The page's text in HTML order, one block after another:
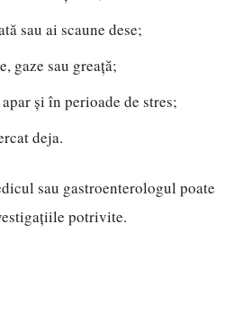
sau ai scaune dese;
gaze sau greață;
și în perioade de stres;
deja.
sau gastroenterologul poate
potrivite.